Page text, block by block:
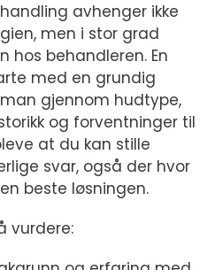
avhenger ikke
men i stor grad
hos behandleren. En
med en grundig
gjennom hudtype,
og forventninger til
at du kan stille
svar, også der hvor
beste løsningen.
vurdere: